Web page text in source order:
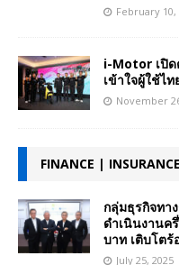
February 10,
i-Motor เปิด
เข้าใจผู้ใช้ไ
November
FINANCE |
กลุ่มธุรกิจทา
ดำเนินงานค
บาท เติบโตร้
July 25, 2025